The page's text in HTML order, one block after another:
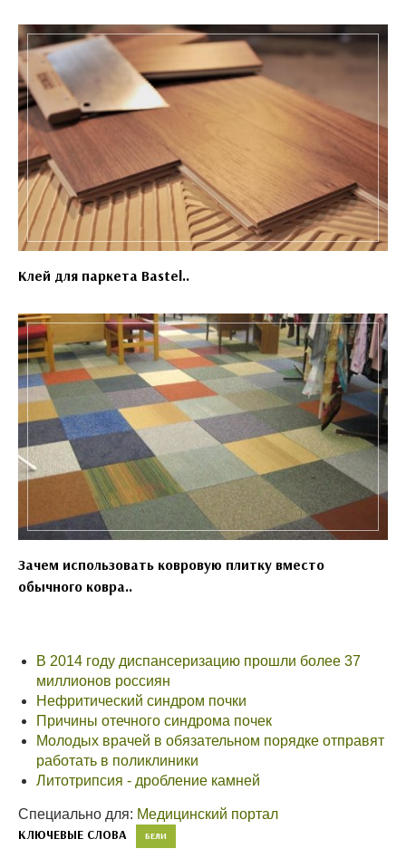
Клей для паркета Bastel..
Зачем использовать ковровую плитку вместо
обычного ковра..
В 2014 году диспансеризацию прошли более 37
миллионов россиян
Нефритический синдром почки
Причины отечного синдрома почек
Молодых врачей в обязательном порядке отправят
работать в поликлиники
Литотрипсия - дробление камней
Специально для: Медицинский портал
КЛЮЧЕВЫЕ СЛОВА БЕЛИ